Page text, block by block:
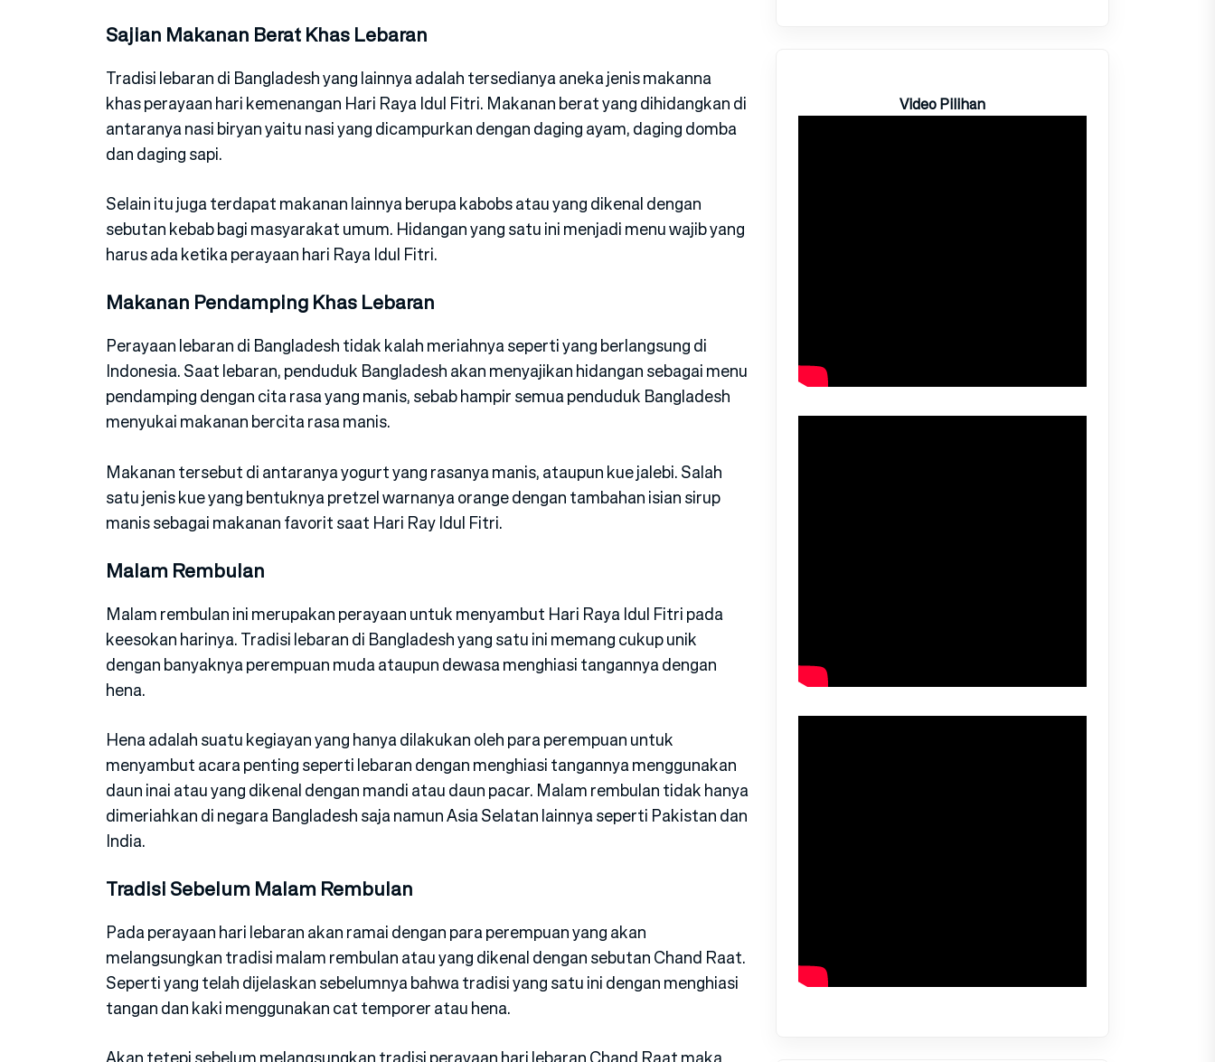
Sajian Makanan Berat Khas Lebaran
Tradisi lebaran di Bangladesh yang lainnya adalah tersedianya aneka jenis makanna
khas perayaan hari kemenangan Hari Raya Idul Fitri. Makanan berat yang dihidangkan di
antaranya nasi biryan yaitu nasi yang dicampurkan dengan daging ayam, daging domba
dan daging sapi.
Selain itu juga terdapat makanan lainnya berupa kabobs atau yang dikenal dengan
sebutan kebab bagi masyarakat umum. Hidangan yang satu ini menjadi menu wajib yang
harus ada ketika perayaan hari Raya Idul Fitri.
Makanan Pendamping Khas Lebaran
Perayaan lebaran di Bangladesh tidak kalah meriahnya seperti yang berlangsung di
Indonesia. Saat lebaran, penduduk Bangladesh akan menyajikan hidangan sebagai menu
pendamping dengan cita rasa yang manis, sebab hampir semua penduduk Bangladesh
menyukai makanan bercita rasa manis.
Makanan tersebut di antaranya yogurt yang rasanya manis, ataupun kue jalebi. Salah
satu jenis kue yang bentuknya pretzel warnanya orange dengan tambahan isian sirup
manis sebagai makanan favorit saat Hari Ray Idul Fitri.
Malam Rembulan
Malam rembulan ini merupakan perayaan untuk menyambut Hari Raya Idul Fitri pada
keesokan harinya. Tradisi lebaran di Bangladesh yang satu ini memang cukup unik
dengan banyaknya perempuan muda ataupun dewasa menghiasi tangannya dengan
hena.
Hena adalah suatu kegiayan yang hanya dilakukan oleh para perempuan untuk
menyambut acara penting seperti lebaran dengan menghiasi tangannya menggunakan
daun inai atau yang dikenal dengan mandi atau daun pacar. Malam rembulan tidak hanya
dimeriahkan di negara Bangladesh saja namun Asia Selatan lainnya seperti Pakistan dan
India.
Tradisi Sebelum Malam Rembulan
Pada perayaan hari lebaran akan ramai dengan para perempuan yang akan
melangsungkan tradisi malam rembulan atau yang dikenal dengan sebutan Chand Raat.
Seperti yang telah dijelaskan sebelumnya bahwa tradisi yang satu ini dengan menghiasi
tangan dan kaki menggunakan cat temporer atau hena.
Video Pilihan